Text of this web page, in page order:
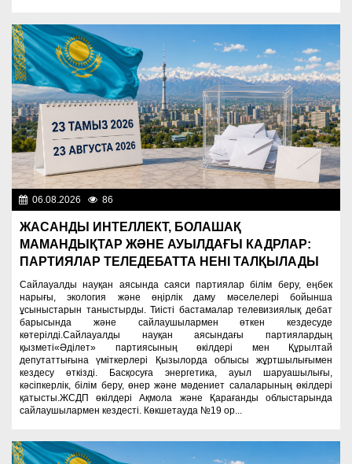
06.08.2026 86
ЖАСАНДЫ ИНТЕЛЛЕКТ, БОЛАШАҚ
МАМАНДЫҚТАР ЖӘНЕ АУЫЛДАҒЫ КАДРЛАР:
ПАРТИЯЛАР ТЕЛЕДЕБАТТА НЕНІ ТАЛҚЫЛАДЫ
Сайлауалды науқан аясында саяси партиялар білім беру, еңбек
нарығы, экология және өңірлік даму мәселелері бойынша
ұсыныстарын таныстырды. Тиісті бастамалар телевизиялық дебат
барысында және сайлаушылармен өткен кездесуде
көтерілді.Сайлауалды науқан аясындағы партиялардың
қызметі«Әділет» партиясының өкілдері мен Құрылтай
депутаттығына үміткерлері Қызылорда облысы жұртшылығымен
кездесу өткізді. Басқосуға энергетика, ауыл шаруашылығы,
кәсіпкерлік, білім беру, өнер және мәдениет салаларының өкілдері
қатысты.ЖСДП өкілдері Ақмола және Қарағанды облыстарында
сайлаушылармен кездесті. Көкшетауда №19 ор...